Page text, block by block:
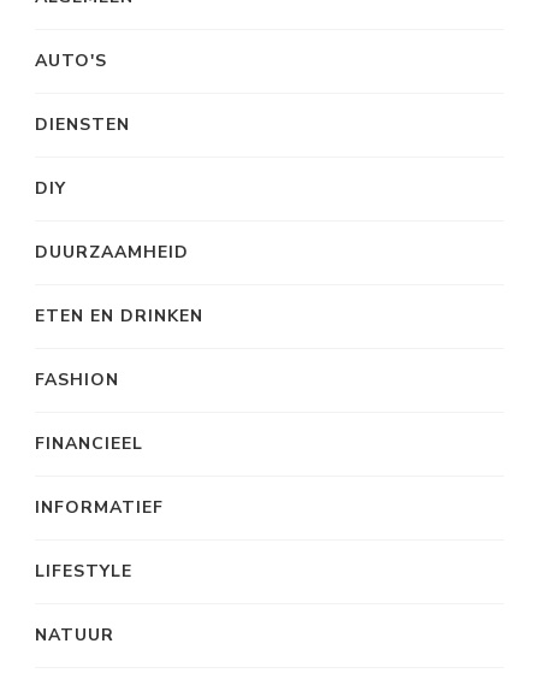
AUTO'S
DIENSTEN
DIY
DUURZAAMHEID
ETEN EN DRINKEN
FASHION
FINANCIEEL
INFORMATIEF
LIFESTYLE
NATUUR